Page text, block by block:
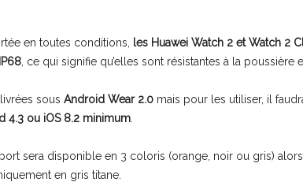
en toutes conditions,
les Huawei Watch 2 et Watch 2
, ce qui signifie qu’elles sont résistantes à la poussière et
sous Android Wear 2.0mais pour les utiliser, il
4.3 ou iOS 8.2 minimum.
sera disponible en 3 coloris (orange, noir ou gris)
en gris titane.